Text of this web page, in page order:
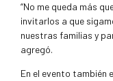
“No me queda más
invitarlos a que
nuestras familias y
agregó.
En el evento también